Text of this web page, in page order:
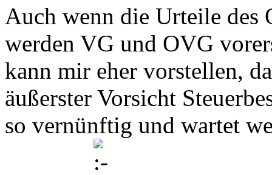
Auch wenn die Urteile
werden VG und OVG
kann mir eher vorstellen,
äußerster Vorsicht
so vernünftig und wartet